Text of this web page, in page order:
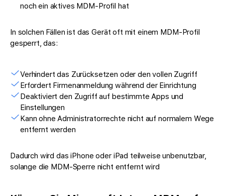
noch ein aktives MDM-Profil hat
In solchen Fällen ist das Gerät oft mit einem MDM-Profil
gesperrt, das:
Verhindert das Zurücksetzen oder den vollen Zugriff
Erfordert Firmenanmeldung während der Einrichtung
Deaktiviert den Zugriff auf bestimmte Apps und
Einstellungen
Kann ohne Administratorrechte nicht auf normalem Wege
entfernt werden
Dadurch wird das iPhone oder iPad teilweise unbenutzbar,
solange die MDM-Sperre nicht entfernt wird